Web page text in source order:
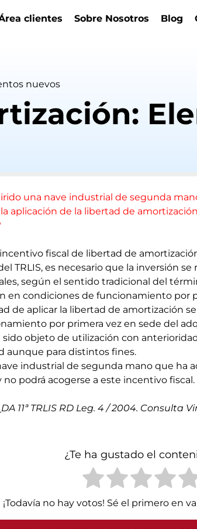
clientes Sobre Nosotros Blog
nuevos
una nave industrial de segunda
aplicación de la libertad de
fiscal de libertad de
TRLIS, es necesario que la inversión
según el sentido tradicional del
en condiciones de funcionamiento por
de aplicar la libertad de amortización
por primera vez en sede del
sido objeto de utilización con
aunque para distintos fines.
industrial de segunda mano que ha
podrá acogerse a este incentivo fiscal.
DA 11ª TRLIS RD Leg. 4 / 2004. Consulta
¿Te ha gustado el
¡Todavía no hay votos! Sé el primero en